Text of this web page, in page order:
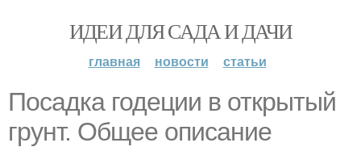
ИДЕИ ДЛЯ САДА И ДАЧИ
главная новости статьи
Посадка годеции в открытый
грунт. Общее описание